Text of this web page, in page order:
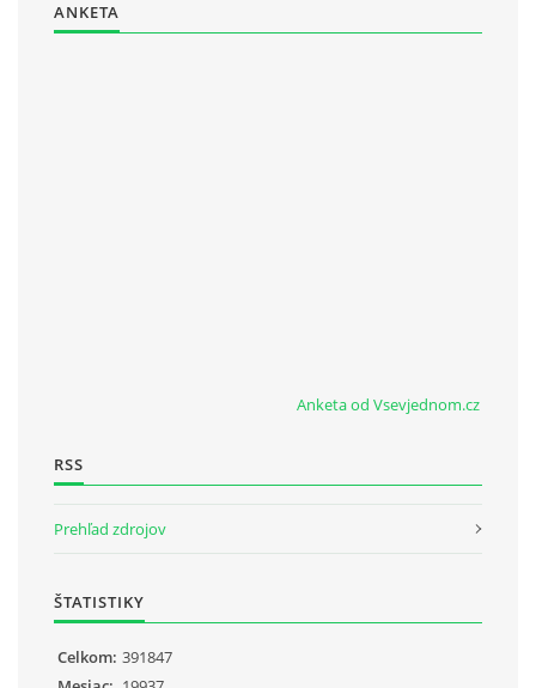
ANKETA
Anketa od Vsevjednom.cz
RSS
Prehľad zdrojov
ŠTATISTIKY
Celkom: 391847